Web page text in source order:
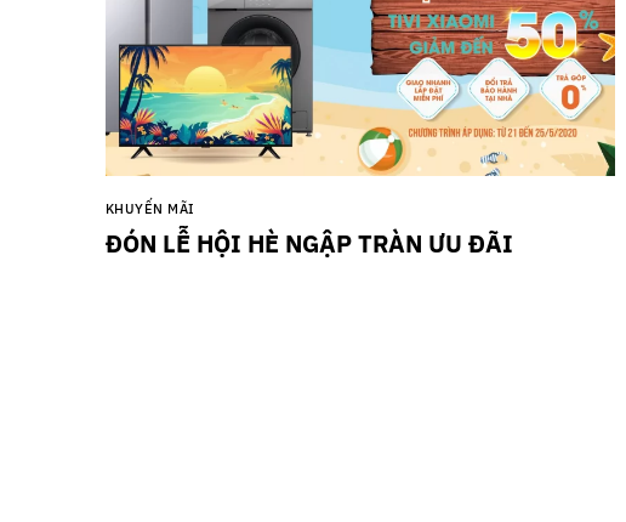
KHUYẾN MÃI
ĐÓN LỄ HỘI HÈ NGẬP TRÀN ƯU ĐÃI